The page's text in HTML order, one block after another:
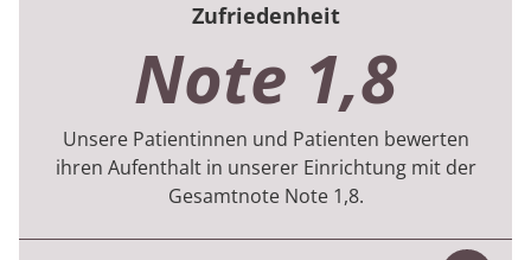
Zufriedenheit
Note 1,8
Unsere Patientinnen und Patienten bewerten
ihren Aufenthalt in unserer Einrichtung mit der
Gesamtnote Note 1,8.